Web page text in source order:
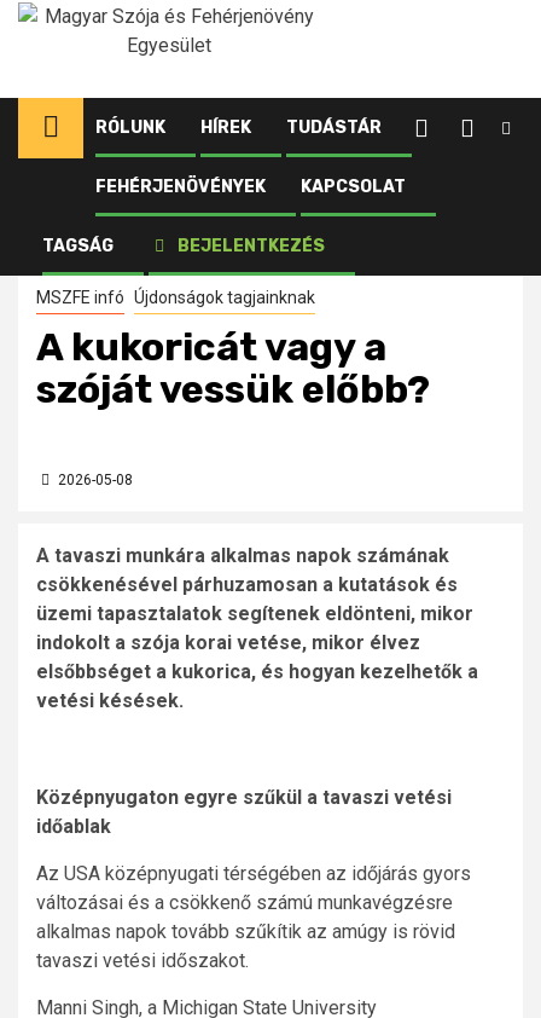
Ugrás
RÓLUNK HÍREK TUDÁSTÁR
FEHÉRJENÖVÉNYEK KAPCSOLAT
TAGSÁG BEJELENTKEZÉS
Kezdőlap
Újdonságok tagjainknak
MSZFE infó Újdonságok tagjainknak
A kukoricát vagy a
szóját vessük előbb?
2026-05-08
A tavaszi munkára alkalmas napok számának
csökkenésével párhuzamosan a kutatások és
üzemi tapasztalatok segítenek eldönteni, mikor
indokolt a szója korai vetése, mikor élvez
elsőbbséget a kukorica, és hogyan kezelhetők a
vetési késések.
Középnyugaton egyre szűkül a tavaszi vetési
időablak
Az USA középnyugati térségében az időjárás gyors
változásai és a csökkenő számú munkavégzésre
alkalmas napok tovább szűkítik az amúgy is rövid
tavaszi vetési időszakot.
Manni Singh, a Michigan State University